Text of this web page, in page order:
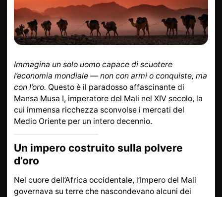
NEGOZIO
NOTIZIE
DA SAPERE
INFORMAZIONI SU L
ORO
STATO
CONTATTI
JOBS
INFORMATIVA SULLA
PRIVACY
+41 (0)22 362 01 01 Individua
Immagina un solo uomo capace di scuotere
l’economia mondiale — non con armi o conquiste, ma
con l’oro. Questo è il paradosso affascinante di
Mansa Musa I, imperatore del Mali nel XIV secolo, la
cui immensa ricchezza sconvolse i mercati del
Medio Oriente per un intero decennio.
Un impero costruito sulla polvere
d’oro
Nel cuore dell’Africa occidentale, l’Impero del Mali
governava su terre che nascondevano alcuni dei